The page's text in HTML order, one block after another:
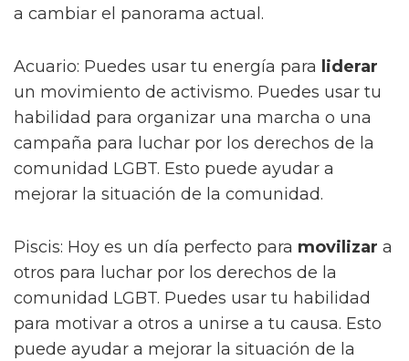
a cambiar el panorama actual.
Acuario: Puedes usar tu energía para liderar
un movimiento de activismo. Puedes usar tu
habilidad para organizar una marcha o una
campaña para luchar por los derechos de la
comunidad LGBT. Esto puede ayudar a
mejorar la situación de la comunidad.
Piscis: Hoy es un día perfecto para movilizar a
otros para luchar por los derechos de la
comunidad LGBT. Puedes usar tu habilidad
para motivar a otros a unirse a tu causa. Esto
puede ayudar a mejorar la situación de la